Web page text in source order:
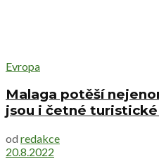
Evropa
Malaga potěší
jsou i četné turistické
od redakce
20.8.2022